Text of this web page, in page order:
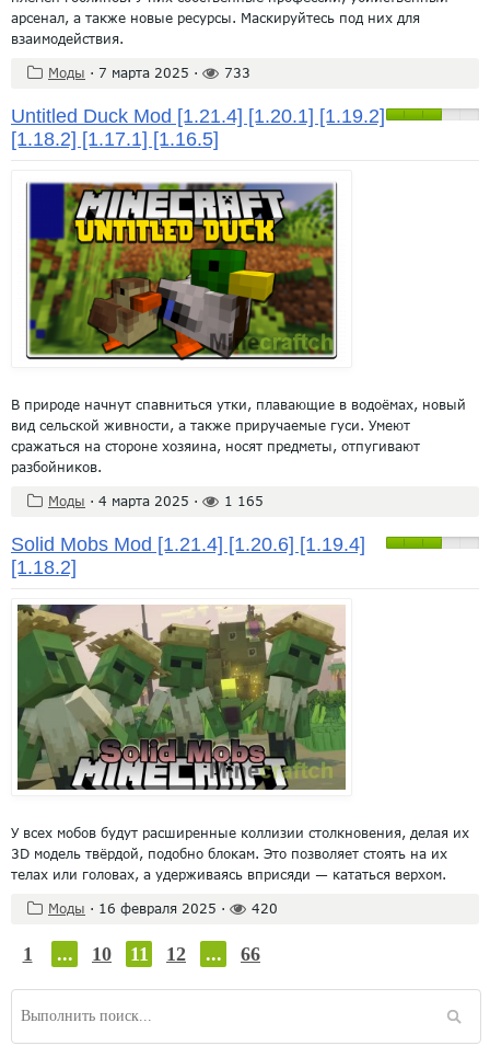
арсенал, а также новые ресурсы. Маскируйтесь под них для
взаимодействия.
Моды · 7 марта 2025 · 733
Untitled Duck Mod [1.21.4] [1.20.1] [1.19.2]
[1.18.2] [1.17.1] [1.16.5]
В природе начнут спавниться утки, плавающие в водоёмах, новый
вид сельской живности, а также приручаемые гуси. Умеют
сражаться на стороне хозяина, носят предметы, отпугивают
разбойников.
Моды · 4 марта 2025 · 1 165
Solid Mobs Mod [1.21.4] [1.20.6] [1.19.4]
[1.18.2]
У всех мобов будут расширенные коллизии столкновения, делая их
3D модель твёрдой, подобно блокам. Это позволяет стоять на их
телах или головах, а удерживаясь вприсяди — кататься верхом.
Моды · 16 февраля 2025 · 420
1 ... 10 11 12 ... 66